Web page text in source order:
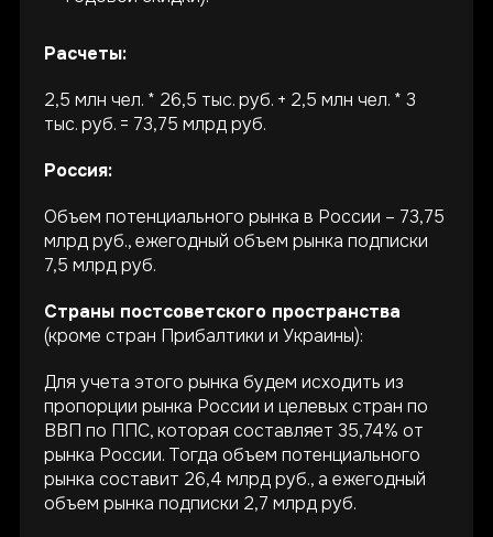
Расчеты:
2,5 млн чел. * 26,5 тыс. руб. + 2,5 млн чел. * 3
тыс. руб. = 73,75 млрд руб.
Россия:
Объем потенциального рынка в России – 73,75
млрд руб., ежегодный объем рынка подписки
7,5 млрд руб.
Страны постсоветского пространства
(кроме стран Прибалтики и Украины):
Для учета этого рынка будем исходить из
пропорции рынка России и целевых стран по
ВВП по ППС, которая составляет 35,74% от
рынка России. Тогда объем потенциального
рынка составит 26,4 млрд руб., а ежегодный
объем рынка подписки 2,7 млрд руб.